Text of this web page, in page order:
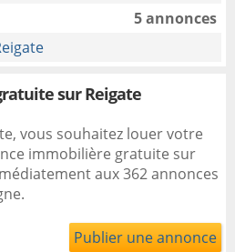
5 annonces
sur Reigate
vous souhaitez louer votre
immobilière gratuite sur
aux 362 annonces
Publier une annonce